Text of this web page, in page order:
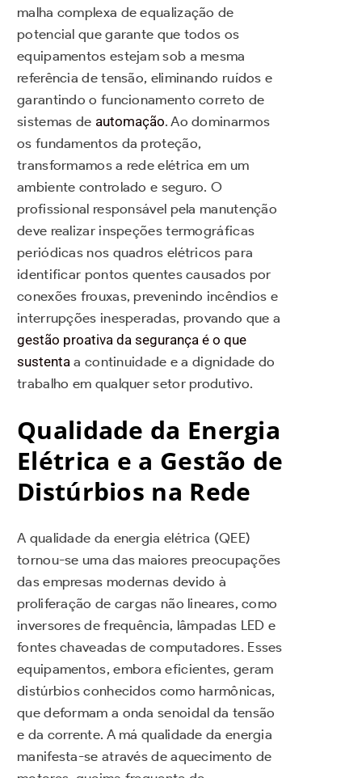
malha complexa de equalização de
potencial que garante que todos os
equipamentos estejam sob a mesma
referência de tensão, eliminando ruídos e
garantindo o funcionamento correto de
sistemas de automação. Ao dominarmos
os fundamentos da proteção,
transformamos a rede elétrica em um
ambiente controlado e seguro. O
profissional responsável pela manutenção
deve realizar inspeções termográficas
periódicas nos quadros elétricos para
identificar pontos quentes causados por
conexões frouxas, prevenindo incêndios e
interrupções inesperadas, provando que a
gestão proativa da segurança é o que
sustenta a continuidade e a dignidade do
trabalho em qualquer setor produtivo.
Qualidade da Energia
Elétrica e a Gestão de
Distúrbios na Rede
A qualidade da energia elétrica (QEE)
tornou-se uma das maiores preocupações
das empresas modernas devido à
proliferação de cargas não lineares, como
inversores de frequência, lâmpadas LED e
fontes chaveadas de computadores. Esses
equipamentos, embora eficientes, geram
distúrbios conhecidos como harmônicas,
que deformam a onda senoidal da tensão
e da corrente. A má qualidade da energia
manifesta-se através de aquecimento de